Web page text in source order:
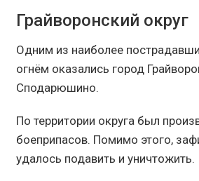
Грайворонский округ
Одним из наиболее
огнём оказались город
Сподарюшино.
По территории округа был
боеприпасов. Помимо этого,
удалось подавить и уничтожить.